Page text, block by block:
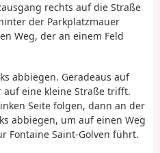
rechts auf die Straße
der Parkplatzmauer
Weg, der an einem Feld
abbiegen. Geradeaus auf
eine kleine Straße trifft.
Seite folgen, dann an der
abbiegen, um auf einen Weg
Fontaine Saint-Golven führt.